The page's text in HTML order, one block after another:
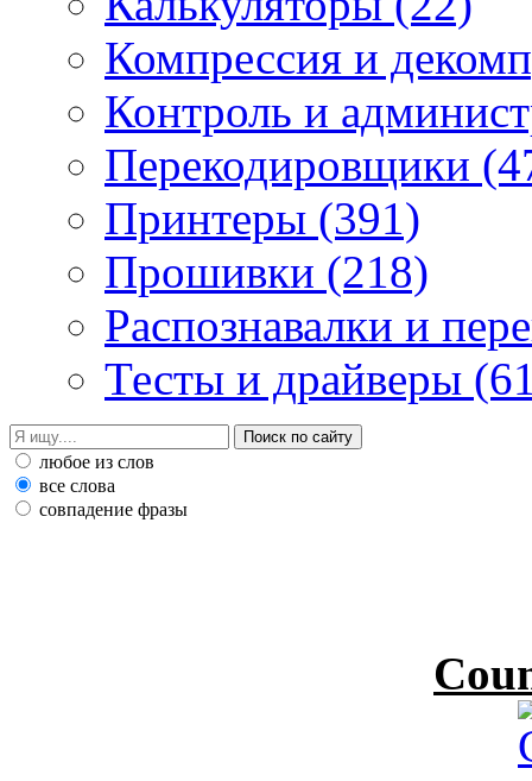
Компрессия и
Контроль и
Перекодировщики
Принтеры (391)
Прошивки (218)
Распознавалки и
Тесты и драйверы
любое из слов
все слова
совпадение фразы